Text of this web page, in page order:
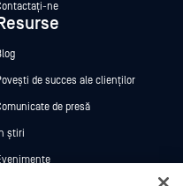
ne
de succes ale clienților
de presă
știri